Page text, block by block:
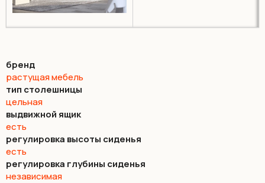
бренд
растущая мебель
тип столешницы
цельная
выдвижной ящик
есть
регулировка высоты сиденья
есть
регулировка глубины сиденья
независимая